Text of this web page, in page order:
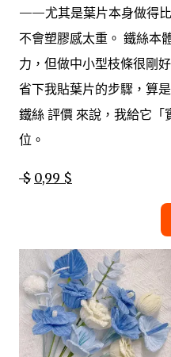
——尤其是葉片本身做得
不會塑膠感太重。 鐵絲本
力，但做中小型枝條很剛
省下我貼葉片的步驟，算
鐵絲 評價 來說，我給它「
位。
$ 0,99 $